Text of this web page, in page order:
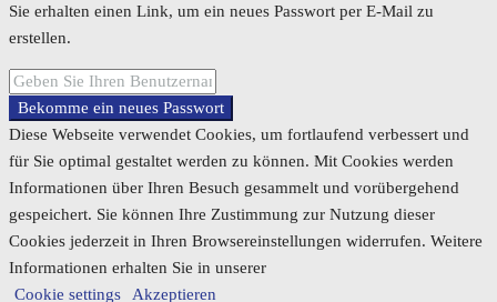
Sie erhalten einen Link, um ein neues Passwort per E-Mail zu
erstellen.
Bekomme ein neues Passwort
Diese Webseite verwendet Cookies, um fortlaufend verbessert und
für Sie optimal gestaltet werden zu können. Mit Cookies werden
Informationen über Ihren Besuch gesammelt und vorübergehend
gespeichert. Sie können Ihre Zustimmung zur Nutzung dieser
Cookies jederzeit in Ihren Browsereinstellungen widerrufen. Weitere
Informationen erhalten Sie in unserer
Cookie settings
Akzeptieren